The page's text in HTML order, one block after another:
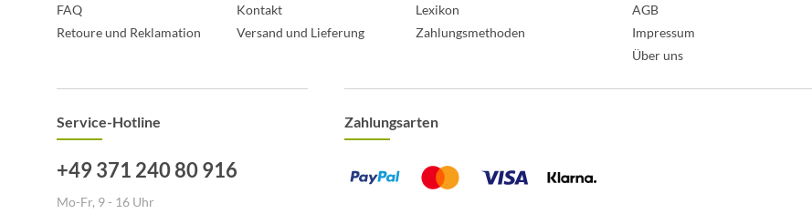
Service-Hotline
+49 371 240 80 916
Mo-Fr, 9 - 16 Uhr
FAQ Kontakt
Lexikon
Retoure und Reklamation
Versand und Lieferung Zahlungsmethoden
AGB
Impressum
Über uns
Zahlungsarten